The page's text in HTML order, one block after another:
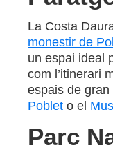
La Costa
monestir de
un espai ideal
com l’itinerari
espais de
Poblet o el
Parc